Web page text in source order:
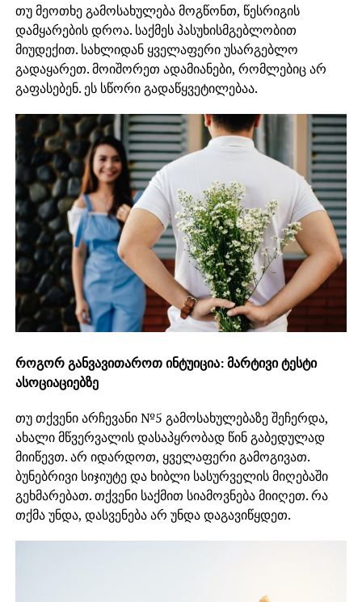
თუ მეოთხე გამოსახულება მოგწონთ, წესრიგის
დამყარების დროა. საქმეს პასუხისმგებლობით
მიუდექით. სახლიდან ყველაფერი უსარგებლო
გადაყარეთ. მოიშორეთ ადამიანები, რომლებიც არ
გაფასებენ. ეს სწორი გადაწყვეტილებაა.
როგორ განვავითაროთ ინტუიცია: მარტივი ტესტი
ასოციაციებზე
თუ თქვენი არჩევანი №5 გამოსახულებაზე შეჩერდა,
ახალი მწვერვალის დასაპყრობად წინ გაბედულად
მიიწევთ. არ იდარდოთ, ყველაფერი გამოგივათ.
ბუნებრივი სიჯიუტე და ხიბლი სასურველის მიღებაში
გეხმარებათ. თქვენი საქმით სიამოვნება მიიღეთ. რა
თქმა უნდა, დასვენება არ უნდა დაგავიწყდეთ.